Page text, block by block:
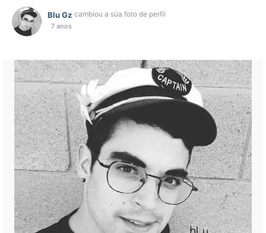
Blu Gz cambiou a súa foto de perfil
7 anos